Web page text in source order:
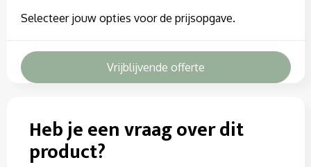
Selecteer jouw opties voor de prijsopgave.
Vrijblijvende offerte
Heb je een vraag over dit
product?